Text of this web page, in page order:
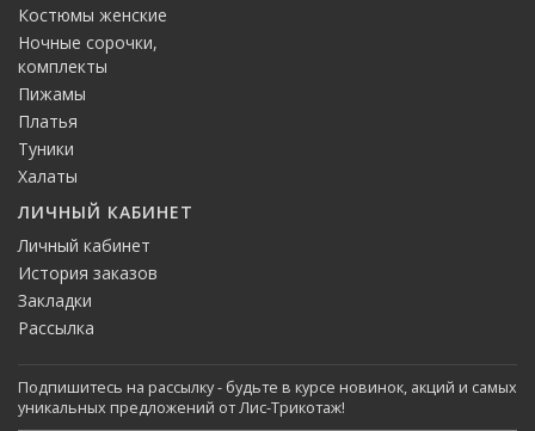
Костюмы женские
Ночные сорочки,
комплекты
Пижамы
Платья
Туники
Халаты
ЛИЧНЫЙ КАБИНЕТ
Личный кабинет
История заказов
Закладки
Рассылка
Подпишитесь на рассылку - будьте в курсе новинок, акций и самых
уникальных предложений от Лис-Трикотаж!